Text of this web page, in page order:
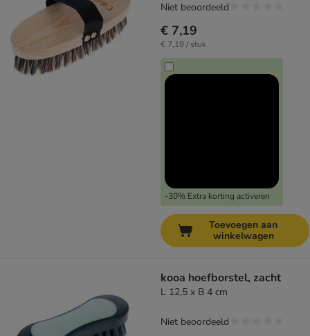
€ 7,19
€ 7,19 / stuk
-30% Extra korting activeren
Niet beoordeeld
Toevoegen aan
winkelwagen
kooa hoefborstel, zacht
L 12,5 x B 4 cm
Niet beoordeeld